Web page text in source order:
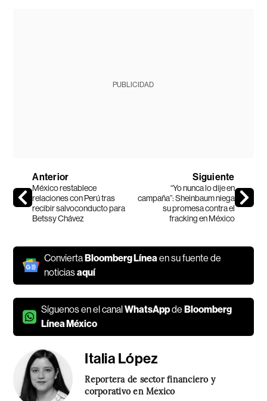
PUBLICIDAD
Anterior
México restablece
relaciones con Perú tras
recibir salvoconducto para
Betssy Chávez
Siguiente
“Yo nunca lo dije en
campaña”: Sheinbaum niega
su promesa contra el
fracking en México
ConviertaBloomberg Línea en su fuente de
noticiasaquí
Síguenos en el canalWhatsAppdeBloomberg
Línea México
Italia López
Reportera de sector financiero y
corporativo en México